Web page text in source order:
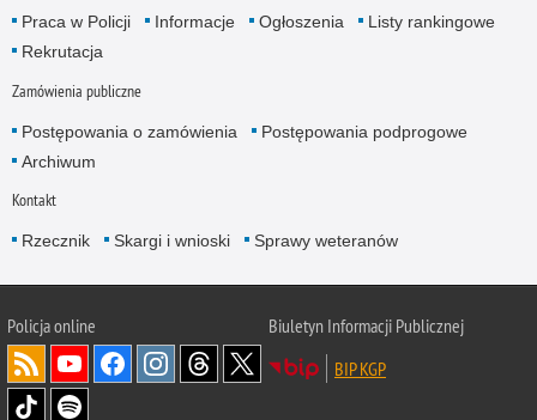
Praca w Policji Informacje Ogłoszenia
Listy rankingowe
Rekrutacja
Zamówienia publiczne
Postępowania o zamówienia
Postępowania podprogowe
Archiwum
Kontakt
Rzecznik Skargi i wnioski Sprawy weteranów
Policjaonline
Biuletyn Informacji Publicznej
BIP KGP